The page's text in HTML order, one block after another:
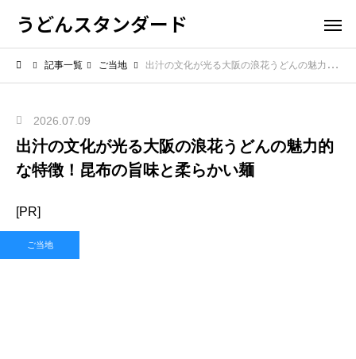
うどんスタンダード
記事一覧 ご当地 出汁の文化が光る大阪の浪花うどんの魅力的な特徴！昆布の旨味と柔らかい麺
2026.07.09
出汁の文化が光る大阪の浪花うどんの魅力的
な特徴！昆布の旨味と柔らかい麺
[PR]
ご当地